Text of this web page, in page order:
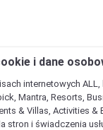
i dane
internetowych
Mantra, Resorts,
& Villas, Activities &
stron i świadczenia